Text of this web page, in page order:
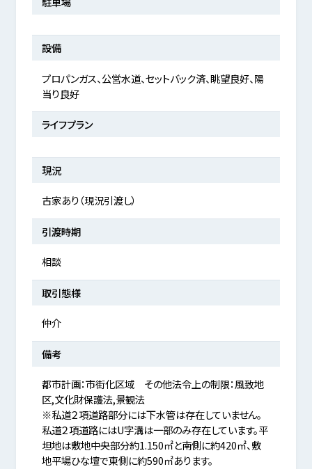
設備
プロパンガス、公営水道、セットバック済、眺望良好、陽
当り良好
ライフプラン
現況
古家あり（現況引渡し）
引渡時期
相談
取引態様
仲介
備考
都市計画：市街化区域 その他法令上の制限：風致地
区,文化財保護法,景観法
※私道２項道路部分には下水管は存在していません。
私道２項道路にはU字溝は一部のみ存在しています。平
坦地は敷地中央部分約1.150㎡と南側に約420㎡、敷
地平場ひな壇で東側に約590㎡あります。